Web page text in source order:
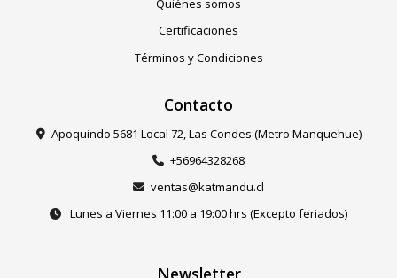
Quiénes somos
Certificaciones
Términos y Condiciones
Contacto
Apoquindo 5681 Local 72, Las Condes (Metro Manquehue)
+56964328268
ventas@katmandu.cl
Lunes a Viernes 11:00 a 19:00 hrs (Excepto feriados)
Newsletter